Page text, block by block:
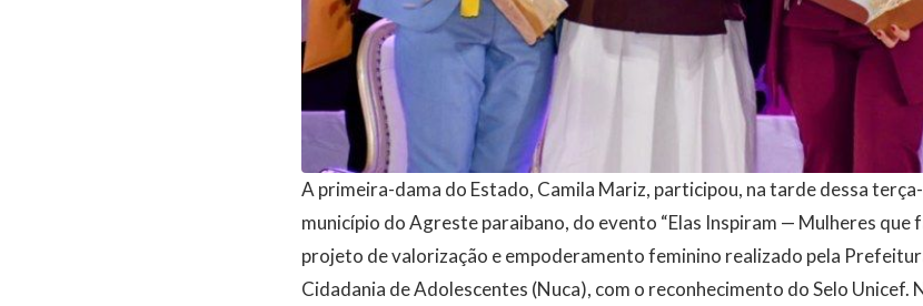
A primeira-dama do Estado, Camila Mariz, participou, na tarde dessa
município do Agreste paraibano, do evento “Elas Inspiram — Mulheres que
projeto de valorização e empoderamento feminino realizado pela
Cidadania de Adolescentes (Nuca), com o reconhecimento do Selo Unicef.